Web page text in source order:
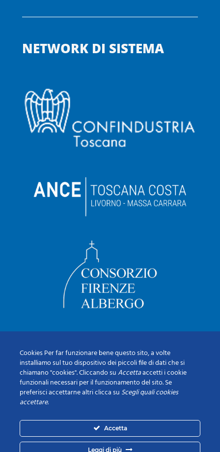
NETWORK DI SISTEMA
Cookies Per far funzionare bene questo sito, a volte
installiamo sul tuo dispositivo dei piccoli file di dati che si
chiamano "cookies". Cliccando suAccettaaccetti i cookie
funzionali necessari per il funzionamento del sito. Se
preferisci accettarne altri clicca su Scegli quali cookies
accettare.
Accetta
Leggi di più